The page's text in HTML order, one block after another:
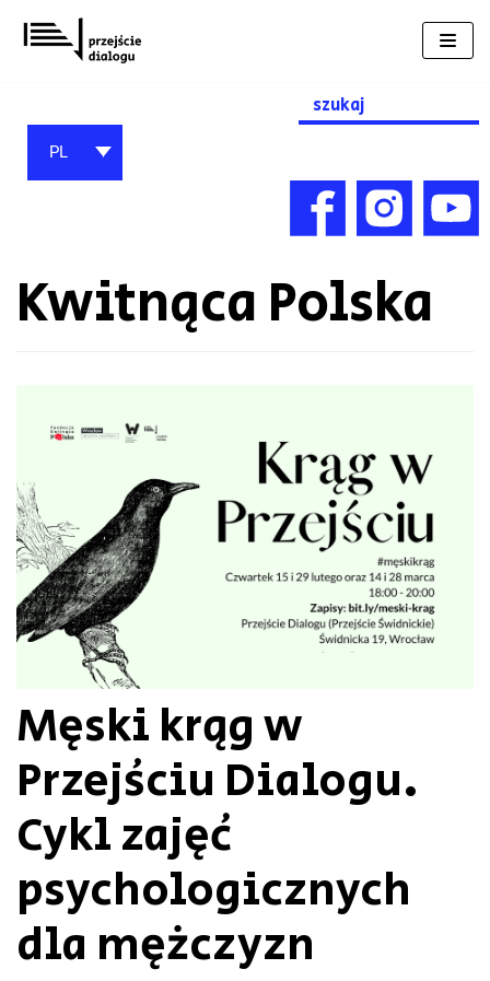
Przejdź
do
Search
for:
PL
Kwitnąca Polska
Męski krąg w
Przejściu Dialogu.
Cykl zajęć
psychologicznych
dla mężczyzn